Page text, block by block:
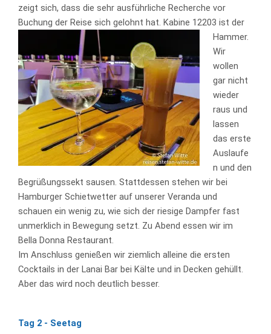
zeigt sich, dass die sehr ausführliche Recherche vor
Buchung der Reise sich gelohnt hat. Kabine 12203 ist der
Hammer.
Wir
wollen
gar nicht
wieder
raus und
lassen
das erste
Auslaufe
n und den
Begrüßungssekt sausen. Stattdessen stehen wir bei
Hamburger Schietwetter auf unserer Veranda und
schauen ein wenig zu, wie sich der riesige Dampfer fast
unmerklich in Bewegung setzt. Zu Abend essen wir im
Bella Donna Restaurant.
Im Anschluss genießen wir ziemlich alleine die ersten
Cocktails in der Lanai Bar bei Kälte und in Decken gehüllt.
Aber das wird noch deutlich besser.
Tag 2 - Seetag